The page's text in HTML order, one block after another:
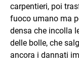
carpentieri, poi
fuoco umano ma
densa che incolla
delle bolle, che
ancora i dannati